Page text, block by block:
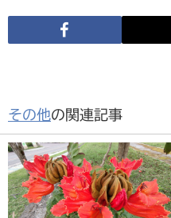
その他の関連記事